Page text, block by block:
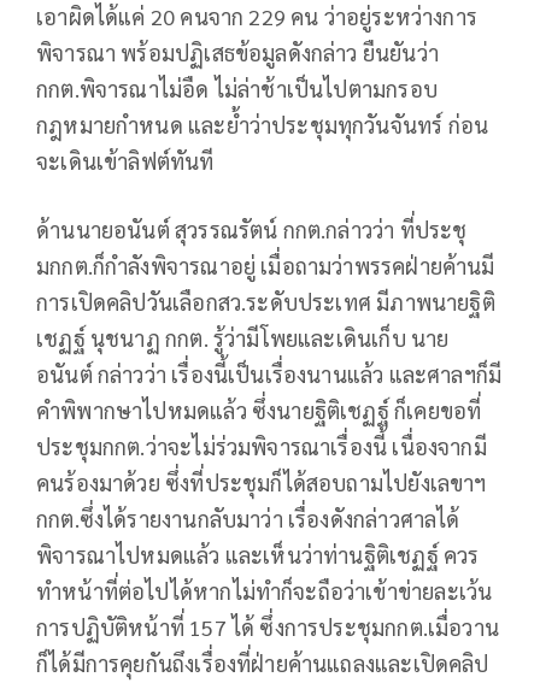
เอาผิดได้แค่ 20 คนจาก 229 คน ว่าอยู่ระหว่างการ
พิจารณา พร้อมปฏิเสธข้อมูลดังกล่าว ยืนยันว่า
กกต.พิจารณาไม่อืด ไม่ล่าช้าเป็นไปตามกรอบ
กฎหมายกำหนด และย้ำว่าประชุมทุกวันจันทร์ ก่อน
จะเดินเข้าลิฟต์ทันที
ด้านนายอนันต์ สุวรรณรัตน์ กกต.กล่าวว่า ที่ประชุ
มกกต.ก็กำลังพิจารณาอยู่ เมื่อถามว่าพรรคฝ่ายค้านมี
การเปิดคลิปวันเลือกสว.ระดับประเทศ มีภาพนายฐิติ
เชฏฐ์ นุชนาฏ กกต. รู้ว่ามีโพยและเดินเก็บ นาย
อนันต์ กล่าวว่า เรื่องนี้เป็นเรื่องนานแล้ว และศาลฯก็มี
คำพิพากษาไปหมดแล้ว ซึ่งนายฐิติเชฏฐ์ ก็เคยขอที่
ประชุมกกต.ว่าจะไม่ร่วมพิจารณาเรื่องนี้ เนื่องจากมี
คนร้องมาด้วย ซึ่งที่ประชุมก็ได้สอบถามไปยังเลขาฯ
กกต.ซึ่งได้รายงานกลับมาว่า เรื่องดังกล่าวศาลได้
พิจารณาไปหมดแล้ว และเห็นว่าท่านฐิติเชฏฐ์ ควร
ทำหน้าที่ต่อไปได้หากไม่ทำก็จะถือว่าเข้าข่ายละเว้น
การปฏิบัติหน้าที่ 157 ได้ ซึ่งการประชุมกกต.เมื่อวาน
ก็ได้มีการคุยกันถึงเรื่องที่ฝ่ายค้านแถลงและเปิดคลิป